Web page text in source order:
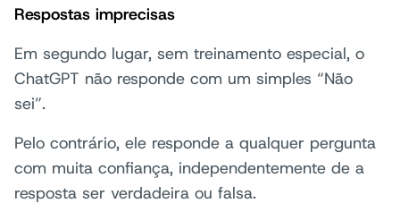
Respostas imprecisas
Em segundo lugar, sem treinamento especial, o
ChatGPT não responde com um simples “Não
sei”.
Pelo contrário, ele responde a qualquer pergunta
com muita confiança, independentemente de a
resposta ser verdadeira ou falsa.